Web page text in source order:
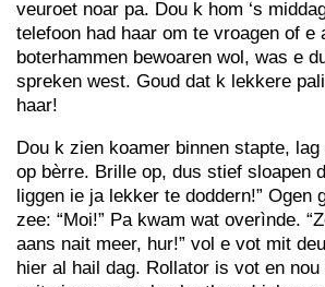
veuroet noar pa. Dou k hom ‘s
telefoon had haar om te vroagen of e
boterhammen bewoaren wol, was e
spreken west. Goud dat k lekkere
haar!
Dou k zien koamer binnen stapte,
op bèrre. Brille op, dus stief sloapen
liggen ie ja lekker te doddern!” Ogen
zee: “Moi!” Pa kwam wat overìnde.
aans nait meer, hur!” vol e vot mit
hier al hail dag. Rollator is vot en